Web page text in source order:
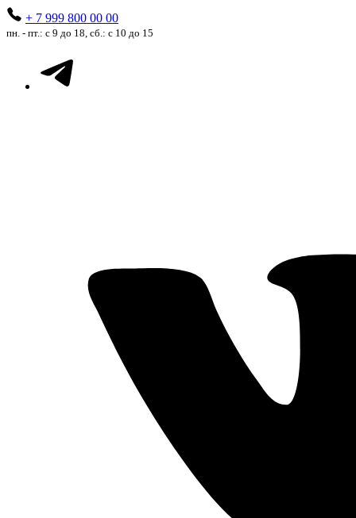
+ 7 999 800 00 00
пн. - пт.: с 9 до 18, сб.: с 10 до 15